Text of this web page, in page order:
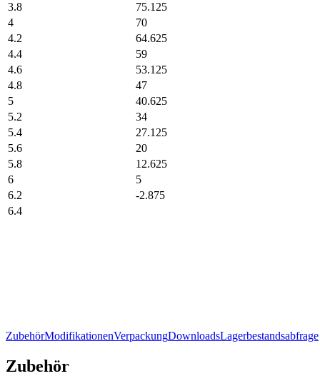
3.8
75.125
4
70
4.2
64.625
4.4
59
4.6
53.125
4.8
47
5
40.625
5.2
34
5.4
27.125
5.6
20
5.8
12.625
6
5
6.2
-2.875
6.4
ZubehörModifikationenVerpackungDownloadsLagerbestandsabfrage
Zubehör